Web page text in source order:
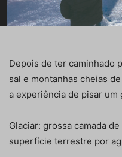
Depois de ter caminhado
sal e montanhas cheias
a experiência de pisar um
Glaciar: grossa camada
superfície terrestre por